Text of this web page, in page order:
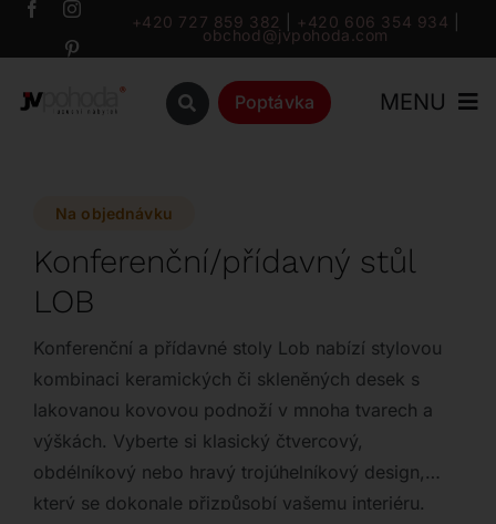
Přeskočit
+420 727 859 382 +420 606 354 934
obchod@jvpohoda.com
Poptávka MENU
Značky
Outlet
Kontakt
Na objednávku
Konferenční/přídavný stůl
LOB
Konferenční a přídavné stoly Lob nabízí stylovou
kombinaci keramických či skleněných desek s
lakovanou kovovou podnoží v mnoha tvarech a
výškách. Vyberte si klasický čtvercový,
obdélníkový nebo hravý trojúhelníkový design,
který se dokonale přizpůsobí vašemu interiéru.